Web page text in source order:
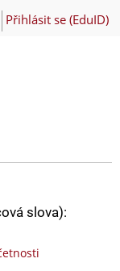
Přihlásit se (EduID)
slova):